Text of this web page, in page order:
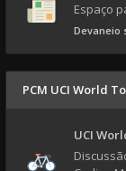
Espaço
Devaneio
PCM UCI World
UCI